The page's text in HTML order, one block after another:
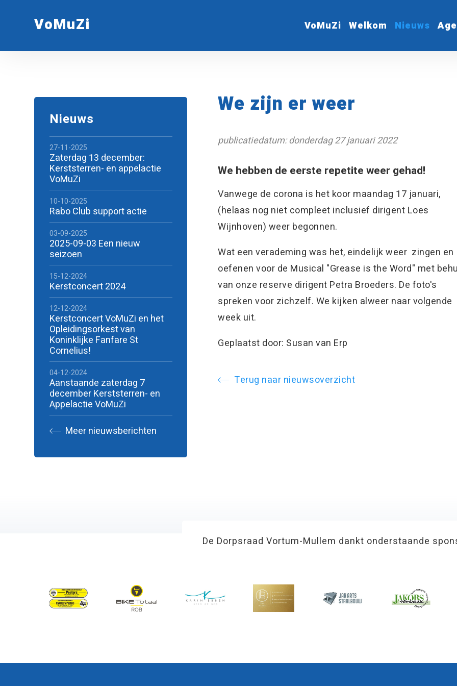
VoMuZi VoMuZi Welkom Nieuws
We zijn er weer
publicatiedatum: donderdag 27 januari 2022
We hebben de eerste repetite weer gehad!
Vanwege de corona is het koor maandag 17 januari,
(helaas nog niet compleet inclusief dirigent Loes
Wijnhoven) weer begonnen.
Wat een verademing was het, eindelijk weer zingen en
oefenen voor de Musical "Grease is the Word" met
van onze reserve dirigent Petra Broeders. De foto's
spreken voor zichzelf. We kijken alweer naar volgende
week uit.
Geplaatst door: Susan van Erp
Terug naar nieuwsoverzicht
Nieuws
27-11-2025
Zaterdag 13 december:
Kerststerren- en appelactie
VoMuZi
10-10-2025
Rabo Club support actie
03-09-2025
2025-09-03 Een nieuw
seizoen
15-12-2024
Kerstconcert 2024
12-12-2024
Kerstconcert VoMuZi en het
Opleidingsorkest van
Koninklijke Fanfare St
Cornelius!
04-12-2024
Aanstaande zaterdag 7
december Kerststerren- en
Appelactie VoMuZi
Meer nieuwsberichten
De Dorpsraad Vortum-Mullem dankt onderstaande